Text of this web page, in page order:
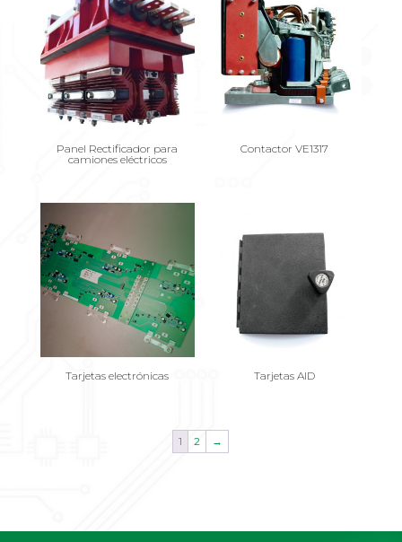
Panel Rectificador para
camiones eléctricos
Contactor VE1317
Tarjetas electrónicas Tarjetas AID
1 2 →